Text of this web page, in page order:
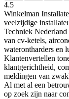
4.5
Winkelman
veelzijdige
Techniek
van cv-ketels,
waterontharders en
Klantenvertellen
klantgerichtheid,
meldingen van
Al met al een
op zoek zijn naar